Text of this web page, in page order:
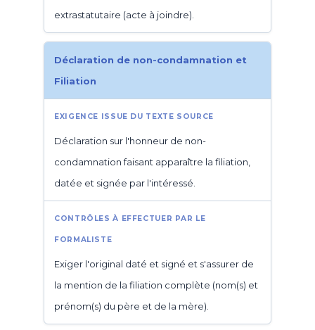
extrastatutaire (acte à joindre).
Déclaration de non-condamnation et
Filiation
Déclaration sur l'honneur de non-
condamnation faisant apparaître la filiation,
datée et signée par l'intéressé.
Exiger l'original daté et signé et s'assurer de
la mention de la filiation complète (nom(s) et
prénom(s) du père et de la mère).